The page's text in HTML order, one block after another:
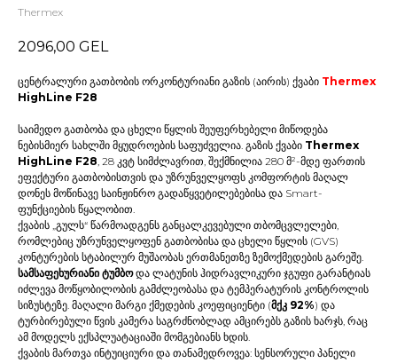
Thermex
2096,00 GEL
ცენტრალური გათბობის ორკონტურიანი გაზის (აირის) ქვაბი Thermex
HighLine F28
საიმედო გათბობა და ცხელი წყლის შეუფერხებელი მიწოდება
ნებისმიერ სახლში მყუდროების საფუძველია. გაზის ქვაბი Thermex
HighLine F28, 28 კვტ სიმძლავრით, შექმნილია 280 მ²-მდე ფართის
ეფექტური გათბობისთვის და უზრუნველყოფს კომფორტის მაღალ
დონეს მოწინავე საინჟინრო გადაწყვეტილებებისა და Smart-
ფუნქციების წყალობით.
ქვაბის „გულს“ წარმოადგენს განცალკევებული თბომცვლელები,
რომლებიც უზრუნველყოფენ გათბობისა და ცხელი წყლის (GVS)
კონტურების სტაბილურ მუშაობას ერთმანეთზე ზემოქმედების გარეშე.
სამსაფეხურიანი ტუმბოდა ლატუნის ჰიდრავლიკური ჯგუფი გარანტიას
იძლევა მოწყობილობის გამძლეობასა და ტემპერატურის კონტროლის
სიზუსტეზე. მაღალი მარგი ქმედების კოეფიციენტი (მქკ 92%) და
ტურბირებული წვის კამერა საგრძნობლად ამცირებს გაზის ხარჯს, რაც
ამ მოდელს ექსპლუატაციაში მომგებიანს ხდის.
ქვაბის მართვა ინტუიციური და თანამედროვეა: სენსორული პანელი